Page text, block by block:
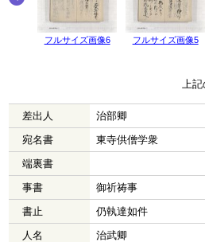
フルサイズ画像6 フルサイズ画像5
上記
差出人
治部卿
宛名書
東寺供僧学衆
端裏書
事書
御祈祷事
書止
仍執達如件
人名
治武卿